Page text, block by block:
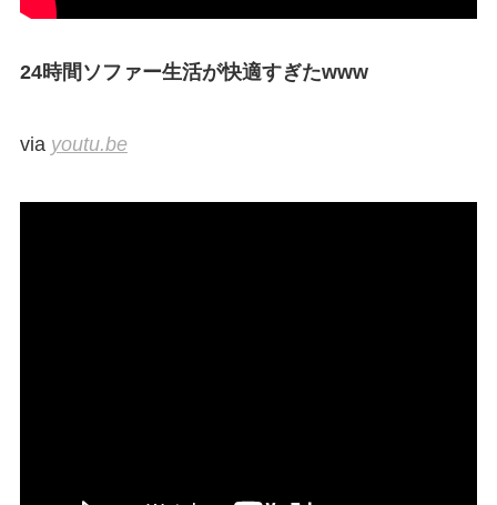
24時間ソファー生活が快適すぎたwww
via youtu.be